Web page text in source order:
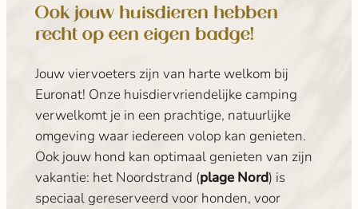
Ook jouw huisdieren hebben
recht op een eigen badge!
Jouw viervoeters zijn van harte welkom bij
Euronat! Onze huisdiervriendelijke camping
verwelkomt je in een prachtige, natuurlijke
omgeving waar iedereen volop kan genieten.
Ook jouw hond kan optimaal genieten van zijn
vakantie: het Noordstrand (plage Nord) is
speciaal gereserveerd voor honden, voor